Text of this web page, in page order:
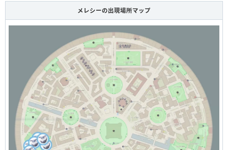
メレシーの出現場所マップ